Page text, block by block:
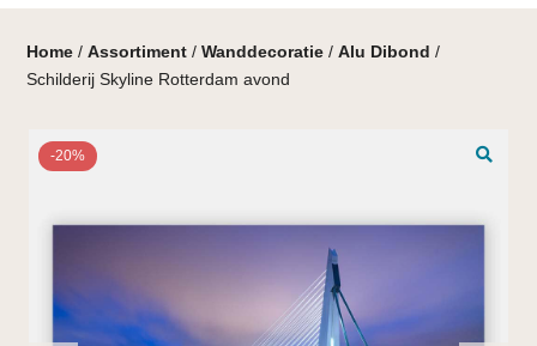
Home /Assortiment /Wanddecoratie /Alu Dibond /
Schilderij Skyline Rotterdam avond
-20%